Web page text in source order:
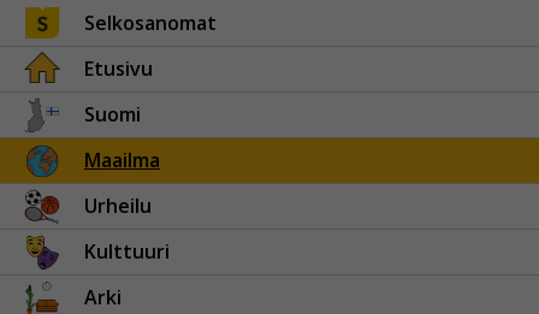
Selkosanomat
Etusivu
Suomi
Maailma
Urheilu
Kulttuuri
Arki